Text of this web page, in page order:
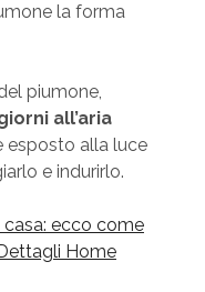
la forma
piumone,
all’aria
esposto alla luce
e indurirlo.
casa: ecco come
Dettagli Home